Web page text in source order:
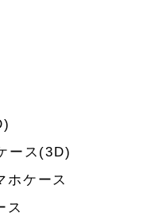
ース(3D)
ホケース
ス